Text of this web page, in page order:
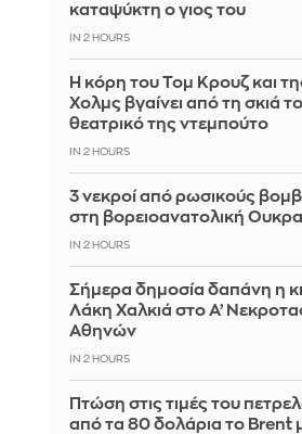
καταψύκτη ο γιος του
IN 2 HOURS
Η κόρη του Τομ Κρουζ και
Χολμς βγαίνει από τη σκιά
θεατρικό της ντεμπούτο
IN 2 HOURS
3 νεκροί από ρωσικούς
στη βορειοανατολική
IN 2 HOURS
Σήμερα δημοσία δαπάνη η
Λάκη Χαλκιά στο Α’
Αθηνών
IN 2 HOURS
Πτώση στις τιμές του
από τα 80 δολάρια το Brent